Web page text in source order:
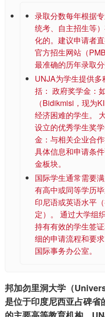
录取分数每年根据
统考、自主招生等
化的。建议申请者
官方招生网站（
最准确的历年录取
UNJA为学生提供
括： 政府奖学金：
（Bidikmisi，现为
经济困难的学生。
设立的优秀学生奖
金：与相关企业合
具体信息和申请条
金板块。
国际学生通常需要
有高中或同等学历
印尼语或英语水平
定）。 通过大学组
持有有效的学生签
细的申请流程和要
国际事务办公室。
邦加勿里洞大学（
是位于印度尼西亚占碑